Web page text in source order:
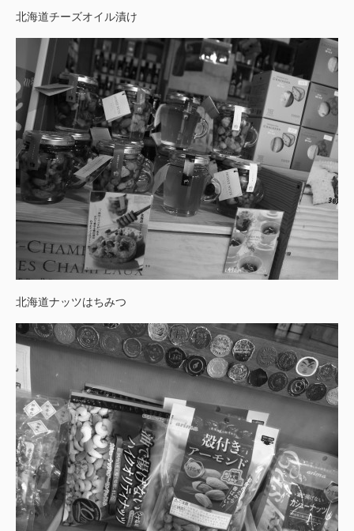
北海道チーズオイル漬け
北海道ナッツはちみつ